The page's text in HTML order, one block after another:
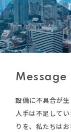
Message
設備に不具合が
人手は不足してい
りを、私たちはお